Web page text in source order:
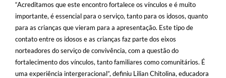
“Acreditamos que este encontro fortalece os vínculos e é muito
importante, é essencial para o serviço, tanto para os idosos, quanto
para as crianças que vieram para a apresentação. Este tipo de
contato entre os idosos e as crianças faz parte dos eixos
norteadores do serviço de convivência, com a questão do
fortalecimento dos vínculos, tanto familiares como comunitários. É
uma experiência intergeracional”, definiu Lilian Chitolina, educadora